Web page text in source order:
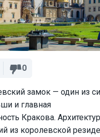
0
замок — один из
и главная
Кракова.
из королевской